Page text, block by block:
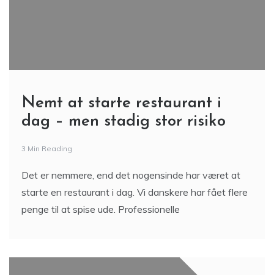
Nemt at starte restaurant i
dag – men stadig stor risiko
3 Min Reading
Det er nemmere, end det nogensinde har været at
starte en restaurant i dag. Vi danskere har fået flere
penge til at spise ude. Professionelle